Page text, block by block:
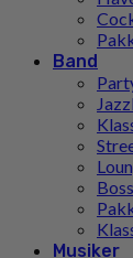
Band
Musiker